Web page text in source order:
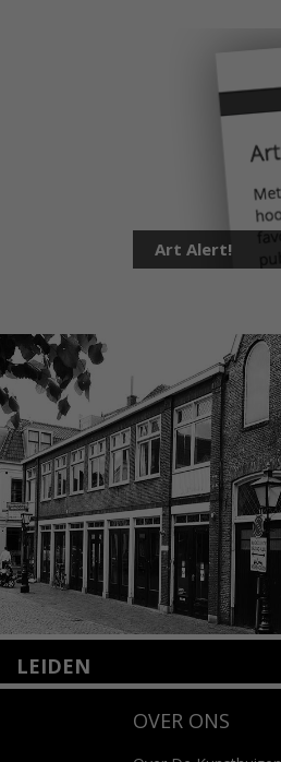
Art Alert!
LEIDEN
OVER ONS